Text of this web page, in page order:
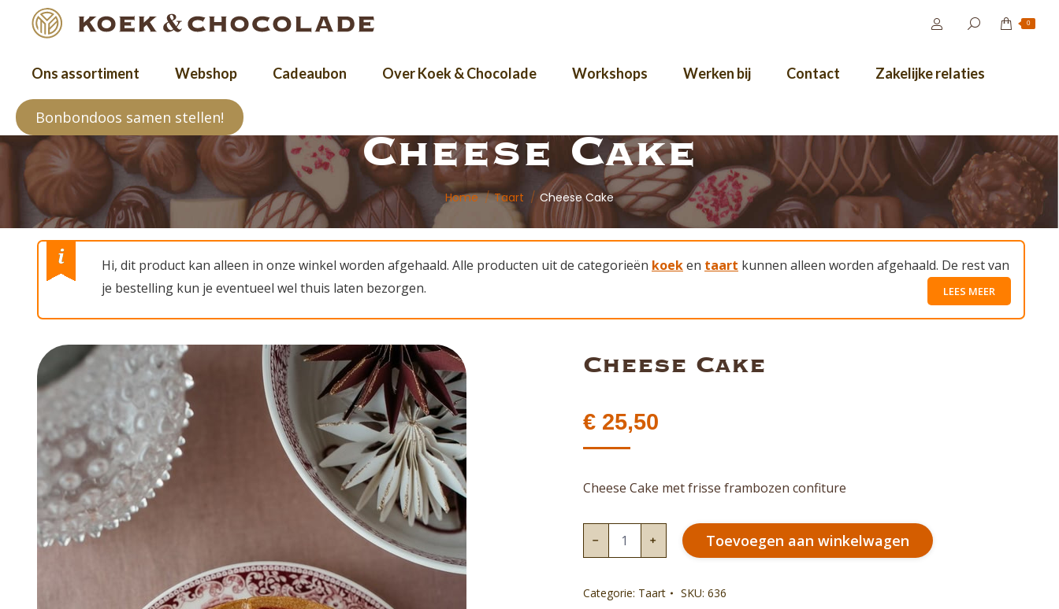
0
Ons assortiment Webshop Cadeaubon Over Koek & Chocolade Workshops Werken bij Contact Zakelijke relaties
Bonbondoos samen stellen!
Cheese Cake
Je bent hier:
Home Taart Cheese Cake
Hi, dit product kan alleen in onze winkel worden afgehaald. Alle producten uit de categorieën koeken taart kunnen alleen worden afgehaald. De rest van
je bestelling kun je eventueel wel thuis laten bezorgen.
LEES MEER
Cheese Cake
€25,50
Cheese Cake met frisse frambozen confiture
Cheese
Cake
Toevoegen aan winkelwagen
Categorie: Taart SKU: 636